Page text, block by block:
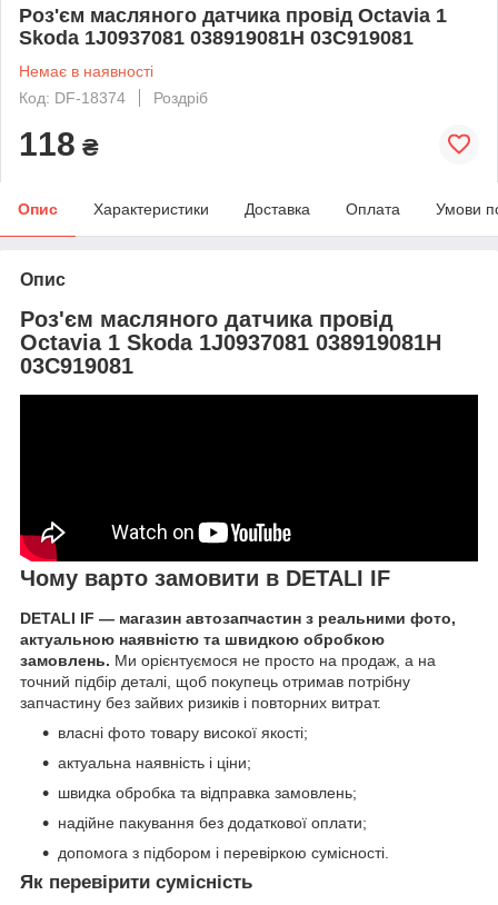
Роз'єм масляного датчика провід Octavia 1
Skoda 1J0937081 038919081H 03C919081
Немає в наявності
Код: DF-18374
Роздріб
118 ₴
Опис Характеристики Доставка Оплата Умови
Опис
Роз'єм масляного датчика провід
Octavia 1 Skoda 1J0937081 038919081H
03C919081
Чому варто замовити в DETALI IF
DETALI IF — магазин автозапчастин з реальними фото,
актуальною наявністю та швидкою обробкою
замовлень. Ми орієнтуємося не просто на продаж, а на
точний підбір деталі, щоб покупець отримав потрібну
запчастину без зайвих ризиків і повторних витрат.
власні фото товару високої якості;
актуальна наявність і ціни;
швидка обробка та відправка замовлень;
надійне пакування без додаткової оплати;
допомога з підбором і перевіркою сумісності.
Як перевірити сумісність